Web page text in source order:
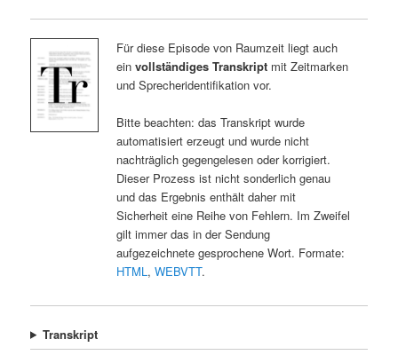
Für diese Episode von Raumzeit liegt auch
ein vollständiges Transkriptmit Zeitmarken
und Sprecheridentifikation vor.
Bitte beachten: das Transkript wurde
automatisiert erzeugt und wurde nicht
nachträglich gegengelesen oder korrigiert.
Dieser Prozess ist nicht sonderlich genau
und das Ergebnis enthält daher mit
Sicherheit eine Reihe von Fehlern. Im Zweifel
gilt immer das in der Sendung
aufgezeichnete gesprochene Wort. Formate:
HTML, WEBVTT.
Transkript